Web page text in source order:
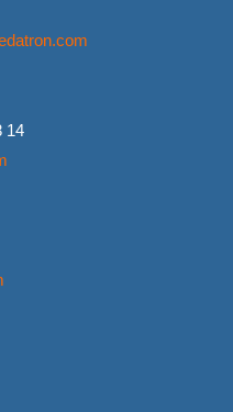
14